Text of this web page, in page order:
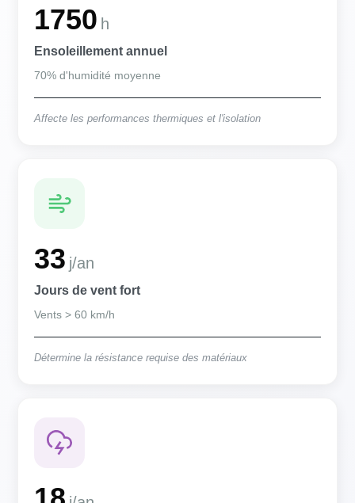
1750 h
Ensoleillement annuel
70% d'humidité moyenne
Affecte les performances thermiques et l'isolation
33 j/an
Jours de vent fort
Vents > 60 km/h
Détermine la résistance requise des matériaux